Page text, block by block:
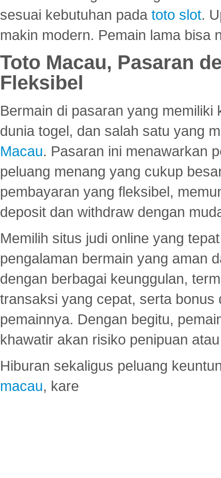
sesuai kebutuhan pada toto slot.
makin modern. Pemain lama bisa
Toto Macau, Pasaran
Fleksibel
Bermain di pasaran yang
dunia togel, dan salah satu yang
Macau. Pasaran ini menawarkan
peluang menang yang cukup
pembayaran yang fleksibel,
deposit dan withdraw dengan
Memilih situs judi online yang
pengalaman bermain yang aman
dengan berbagai keunggulan,
transaksi yang cepat, serta
pemainnya. Dengan begitu,
khawatir akan risiko penipuan
Hiburan sekaligus peluang
macau, kare